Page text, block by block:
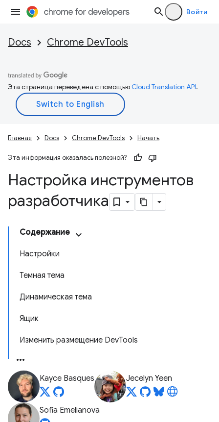
Войти
Docs Chrome DevTools
Эта страница переведена с помощьюCloud Translation API.
Главная Docs Chrome DevTools Начать
Эта информация оказалась полезной?
Настройка инструментов
разработчика
Содержание
Настройки
Темная тема
Динамическая тема
Ящик
Изменить размещение DevTools
Kayce Basques Jecelyn Yeen
Sofia Emelianova